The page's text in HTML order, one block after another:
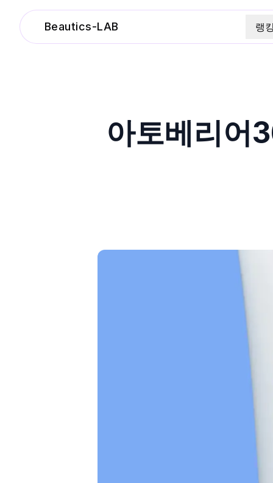
Beautics-LAB 랭킹
아토베리어